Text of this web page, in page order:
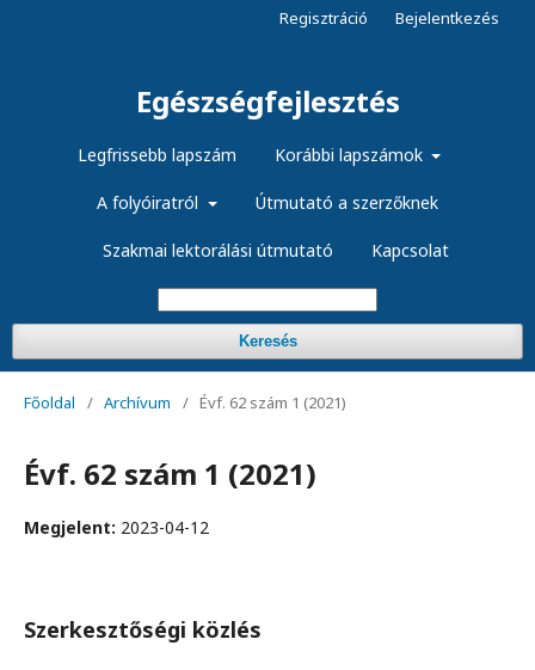
Egészségfejlesztés
Legfrissebb lapszám Korábbi lapszámok
A folyóiratról Útmutató a szerzőknek
Szakmai lektorálási útmutató Kapcsolat
Keresés
Regisztráció Bejelentkezés
Főoldal / Archívum / Évf. 62 szám 1 (2021)
Évf. 62 szám 1 (2021)
Megjelent: 2023-04-12
Szerkesztőségi közlés